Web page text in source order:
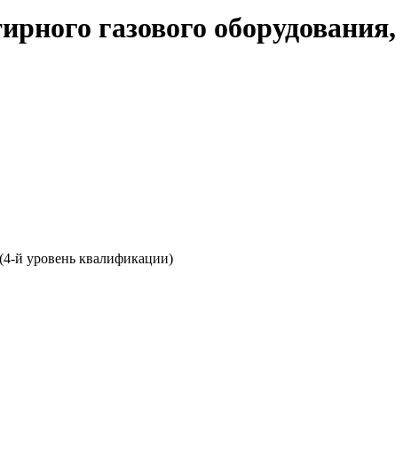
газового оборудования,
й уровень квалификации)